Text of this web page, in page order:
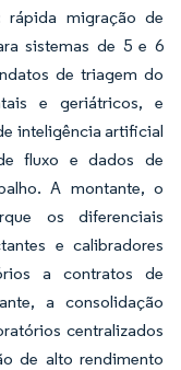
rápida migração de
sistemas de 5 e 6
de triagem do
e geriátricos, e
inteligência artificial
fluxo e dados de
A montante, o
os diferenciais
e calibradores
a contratos de
a consolidação
centralizados
de alto rendimento